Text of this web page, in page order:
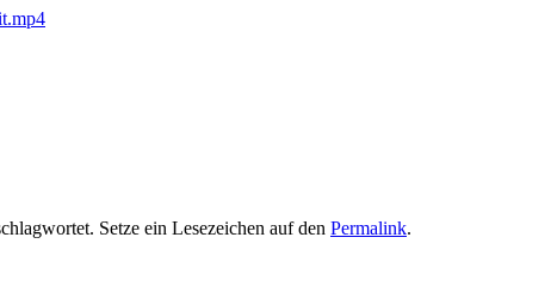
Setze ein Lesezeichen auf den Permalink.